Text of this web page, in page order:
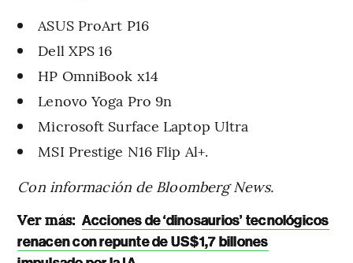
ASUS ProArt P16
Dell XPS 16
HP OmniBook x14
Lenovo Yoga Pro 9n
Microsoft Surface Laptop Ultra
MSI Prestige N16 Flip Al+.
Con información de Bloomberg News.
Ver más: Acciones de ‘dinosaurios’ tecnológicos
renacen con repunte de US$1,7 billones